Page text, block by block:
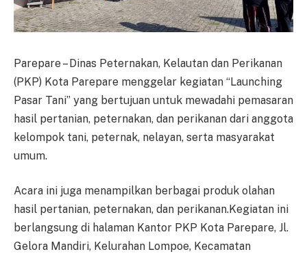
Parepare – Dinas Peternakan, Kelautan dan Perikanan
(PKP) Kota Parepare menggelar kegiatan “Launching
Pasar Tani” yang bertujuan untuk mewadahi pemasaran
hasil pertanian, peternakan, dan perikanan dari anggota
kelompok tani, peternak, nelayan, serta masyarakat
umum.
Acara ini juga menampilkan berbagai produk olahan
hasil pertanian, peternakan, dan perikanan.Kegiatan ini
berlangsung di halaman Kantor PKP Kota Parepare, Jl.
Gelora Mandiri, Kelurahan Lompoe, Kecamatan